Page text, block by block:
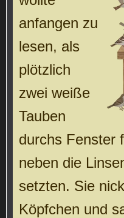
anfangen zu
lesen, als
plötzlich
zwei weiße
Tauben
durchs Fenster
neben die
setzten. Sie
Köpfchen und